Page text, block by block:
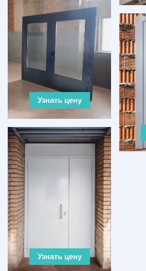
Узнать цену
Узнать цену